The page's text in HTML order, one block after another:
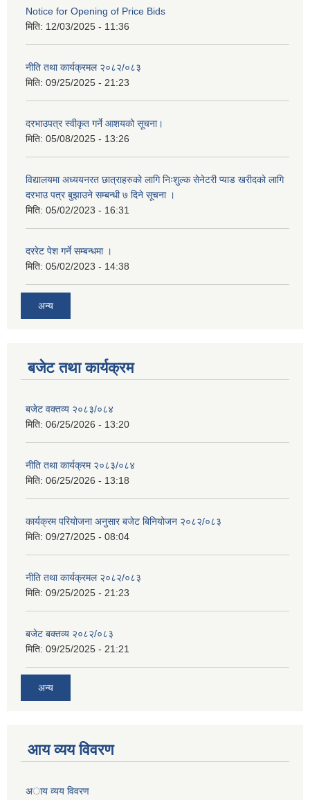
Notice for Opening of Price Bids
मिति: 12/03/2025 - 11:36
नीति तथा कार्यक्रमल २०८२/०८३
मिति: 09/25/2025 - 21:23
दरभाउपत्र स्वीकृत गर्ने आशयको सूचना।
मिति: 05/08/2025 - 13:26
विद्यालयमा अध्ययनरत छात्राहरुको लागि निःशुल्क सेनेटरी प्याड खरीदको लागि
दरभाउ पत्र बुझाउने सम्बन्धी ७ दिने सूचना ।
मिति: 05/02/2023 - 16:31
दररेट पेश गर्ने सम्बन्धमा ।
मिति: 05/02/2023 - 14:38
अन्य
बजेट तथा कार्यक्रम
बजेट वक्तव्य २०८३/०८४
मिति: 06/25/2026 - 13:20
नीति तथा कार्यक्रम २०८३/०८४
मिति: 06/25/2026 - 13:18
कार्यक्रम परियोजना अनुसार बजेट बिनियोजन २०८२/०८३
मिति: 09/27/2025 - 08:04
नीति तथा कार्यक्रमल २०८२/०८३
मिति: 09/25/2025 - 21:23
बजेट बक्तव्य २०८२/०८३
मिति: 09/25/2025 - 21:21
अन्य
आय व्यय विवरण
अाय व्यय विवरण